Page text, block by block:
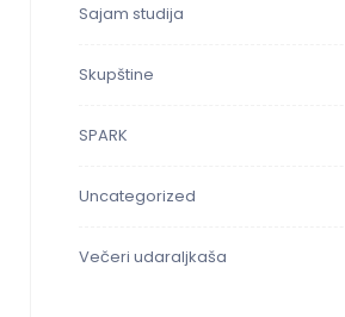
Sajam studija
Skupštine
SPARK
Uncategorized
Večeri udaraljkaša